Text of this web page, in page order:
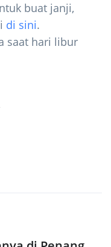
buat janji,
di sini.
saat hari libur